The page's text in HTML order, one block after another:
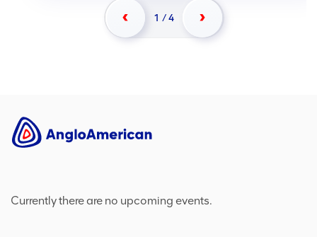
1 /4
Currently there are no upcoming events.